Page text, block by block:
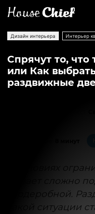
Дизайн интерьера Интерьер
Спрячут то, что
или Как
раздвижные
В условиях
бывает сложно
гардеробной.
такой ситуации